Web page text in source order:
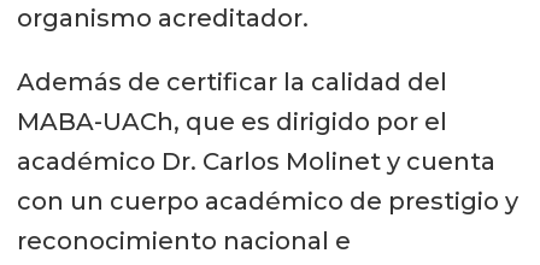
organismo acreditador.
Además de certificar la calidad del
MABA-UACh, que es dirigido por el
académico Dr. Carlos Molinet y cuenta
con un cuerpo académico de prestigio y
reconocimiento nacional e